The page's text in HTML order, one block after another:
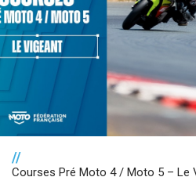
//
Courses Pré Moto 4 / Moto 5 – Le